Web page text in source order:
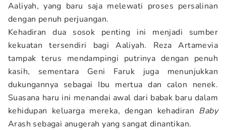
Aaliyah, yang baru saja melewati proses persalinan
dengan penuh perjuangan.
Kehadiran dua sosok penting ini menjadi sumber
kekuatan tersendiri bagi Aaliyah. Reza Artamevia
tampak terus mendampingi putrinya dengan penuh
kasih, sementara Geni Faruk juga menunjukkan
dukungannya sebagai Ibu mertua dan calon nenek.
Suasana haru ini menandai awal dari babak baru dalam
kehidupan keluarga mereka, dengan kehadiran Baby
Arash sebagai anugerah yang sangat dinantikan.